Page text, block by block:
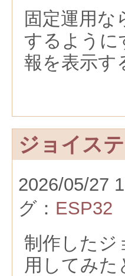
固定運用な
するように
報を表示す
ジョイス
2026/05/27
グ： ESP32
制作したジ
用してみた